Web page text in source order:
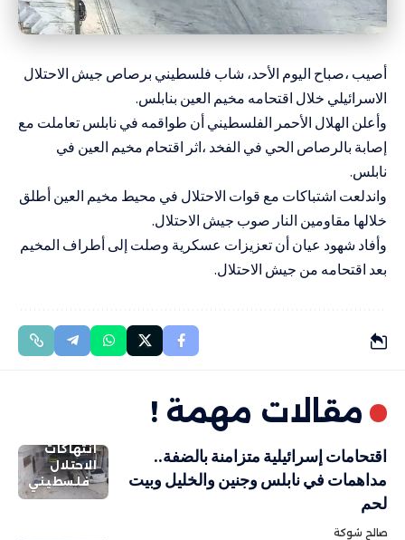
أصيب ،صباح اليوم الأحد، شاب فلسطيني برصاص جيش الاحتلال
الاسرائيلي خلال اقتحامه مخيم العين بنابلس.
وأعلن الهلال الأحمر الفلسطيني أن طواقمه في نابلس تعاملت مع
إصابة بالرصاص الحي في الفخد ،اثر اقتحام مخيم العين في
نابلس.
واندلعت اشتباكات مع قوات الاحتلال في محيط مخيم العين أطلق
خلالها مقاومين النار صوب جيش الاحتلال.
وأفاد شهود عيان أن تعزيزات عسكرية وصلت إلى أطراف المخيم
بعد اقتحامه من جيش الاحتلال.
مقالات مهمة !
انتهاكات
الاحتلال
فلسطيني
اقتحامات إسرائيلية متزامنة بالضفة..
مداهمات في نابلس وجنين والخليل وبيت
لحم
صالح شوكة